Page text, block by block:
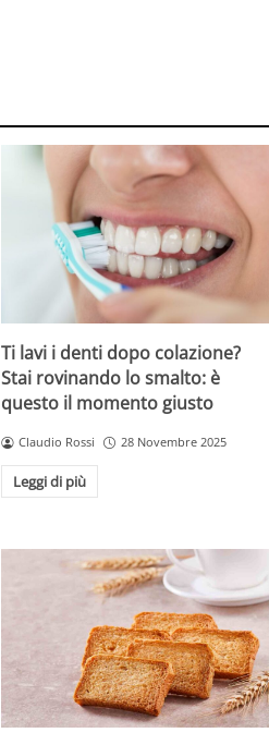
Ti lavi i denti dopo colazione?
Stai rovinando lo smalto: è
questo il momento giusto
Claudio Rossi 28 Novembre 2025
Leggi di più